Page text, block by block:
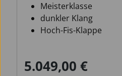
Meisterklasse
dunkler Klang
Hoch-Fis-Klappe
Verkaufspreis:
5.049,00 €